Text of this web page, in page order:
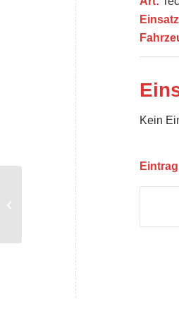
Kein
RD2 Herz/Kreislauf – Reanimation